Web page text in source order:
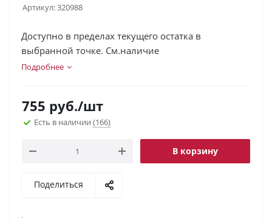
Артикул:320988
Доступно в пределах текущего остатка в
выбранной точке. См.наличие
Подробнее
755 руб./шт
Есть в наличии (166)
В корзину
Поделиться
.